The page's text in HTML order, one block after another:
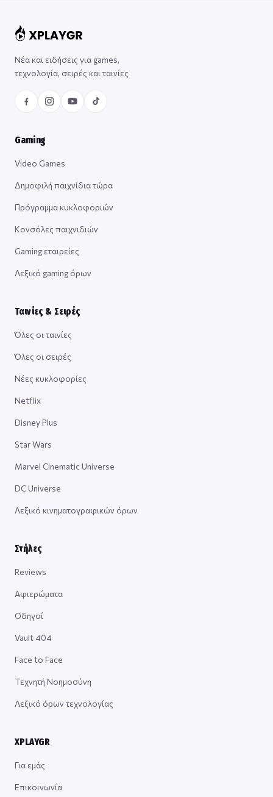
Νέα και ειδήσεις για games,
τεχνολογία, σειρές και ταινίες
Gaming
Video Games
Δημοφιλή παιχνίδια τώρα
Πρόγραμμα κυκλοφοριών
Κονσόλες παιχνιδιών
Gaming εταιρείες
Λεξικό gaming όρων
Ταινίες & Σειρές
Όλες οι ταινίες
Όλες οι σειρές
Νέες κυκλοφορίες
Netflix
Disney Plus
Star Wars
Marvel Cinematic Universe
DC Universe
Λεξικό κινηματογραφικών όρων
Στήλες
Reviews
Αφιερώματα
Οδηγοί
Vault 404
Face to Face
Τεχνητή Νοημοσύνη
Λεξικό όρων τεχνολογίας
XPLAYGR
Για εμάς
Επικοινωνία